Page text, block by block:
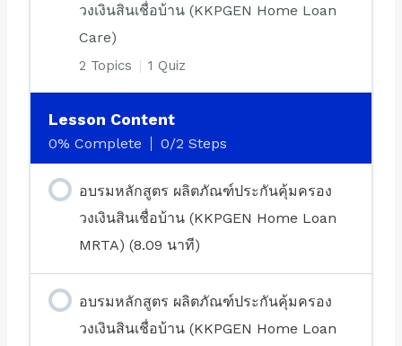
วงเงินสินเชื่อบ้าน (KKPGEN Home Loan
Care)
2 Topics | 1 Quiz
Lesson Content
0% Complete 0/2 Steps
อบรมหลักสูตร ผลิตภัณฑ์ประกันคุ้มครอง
วงเงินสินเชื่อบ้าน (KKPGEN Home Loan
MRTA) (8.09 นาที)
อบรมหลักสูตร ผลิตภัณฑ์ประกันคุ้มครอง
วงเงินสินเชื่อบ้าน (KKPGEN Home Loan